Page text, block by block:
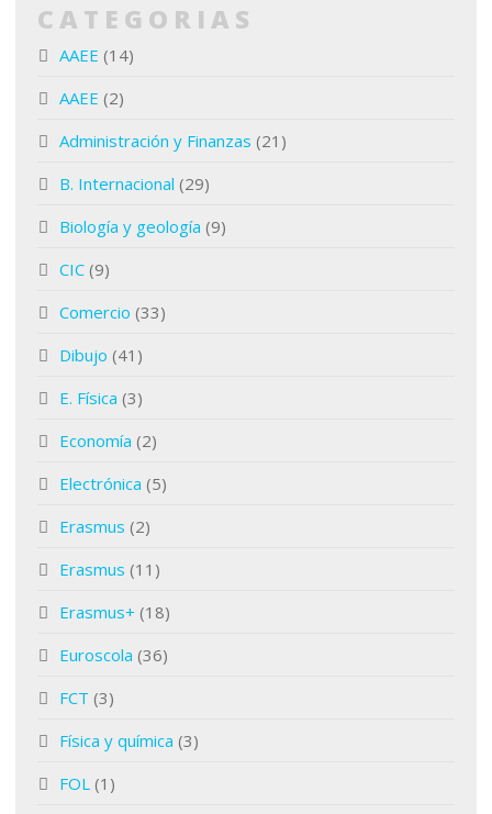
CATEGORIAS
AAEE (14)
AAEE (2)
Administración y Finanzas (21)
B. Internacional (29)
Biología y geología (9)
CIC (9)
Comercio (33)
Dibujo (41)
E. Física (3)
Economía (2)
Electrónica (5)
Erasmus (2)
Erasmus (11)
Erasmus+ (18)
Euroscola (36)
FCT (3)
Física y química (3)
FOL (1)